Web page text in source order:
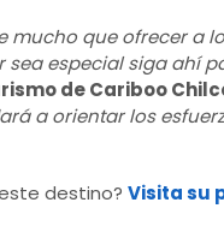
mucho que ofrecer a
sea especial siga ahí
de Cariboo
a orientar los
destino? Visita su